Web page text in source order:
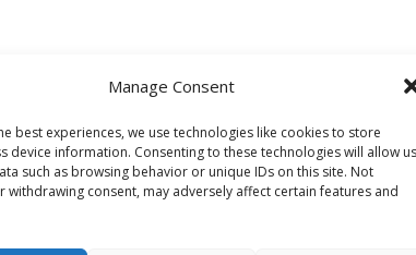
Manage Consent
best experiences, we use technologies like cookies to store
device information. Consenting to these technologies will allow us
such as browsing behavior or unique IDs on this site. Not
withdrawing consent, may adversely affect certain features and